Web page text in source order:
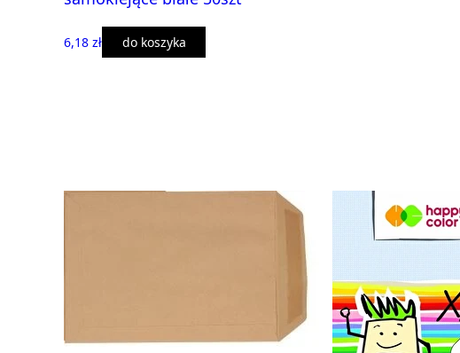
6,18 zł do koszyka